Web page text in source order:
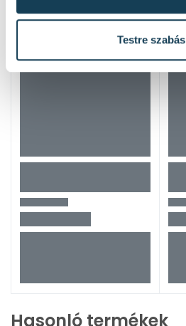
Testre szabás
Hasonló termékek